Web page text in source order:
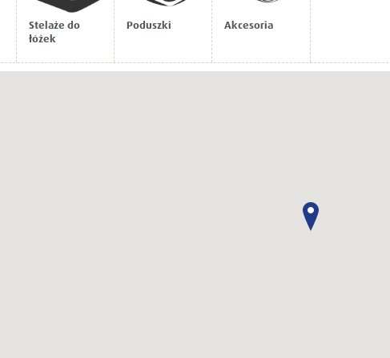
Stelaże do
łóżek
Poduszki Akcesoria